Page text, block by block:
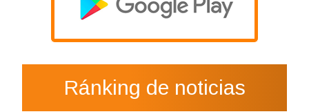
Ránking de noticias